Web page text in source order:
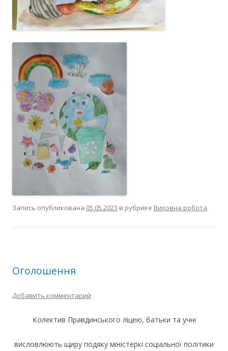
Запись опубликована 05.05.2023 в рубрике Виховна робота.
Оголошення
Добавить комментарий
Колектив Правдинського ліцею, батьки та учні
висловлюють щиру подяку міністеркі соціальної політики